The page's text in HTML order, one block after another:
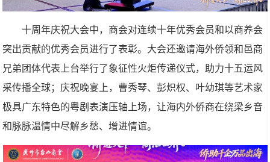
十周年庆祝大会中，商会对连续十年优秀会员和以商养会
突出贡献的优秀会员进行了表彰。大会还邀请海外侨领和邑商
兄弟团体代表上台举行了象征性火炬传递仪式，助力十五运风
采传播全球；庆祝晚宴上，曹秀琴、彭炽权、叶幼琪等艺术家
极具广东特色的粤剧表演压轴上场，让海内外侨商在绕梁乡音
和脉脉温情中尽解乡愁、增进情谊。